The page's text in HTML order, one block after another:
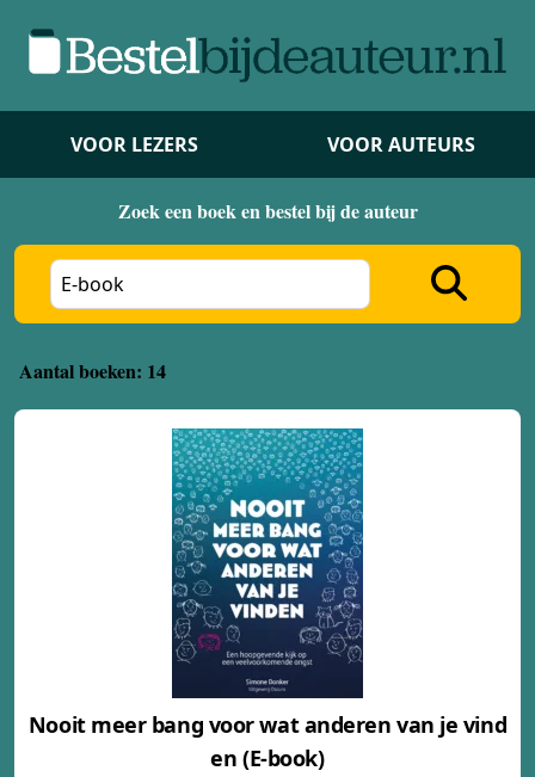
VOOR LEZERS VOOR AUTEURS
Zoek een boek en bestel bij de auteur
Aantal boeken: 14
Nooit meer bang voor wat anderen van je vind
en (E-book)